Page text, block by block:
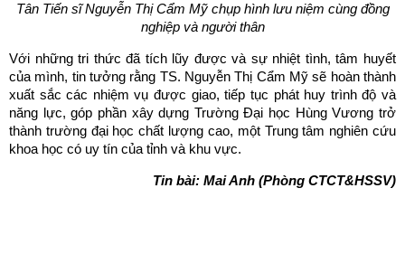
Tân Tiến sĩ Nguyễn Thị Cẩm Mỹ chụp hình lưu niệm cùng đồng
nghiệp và người thân
Với những tri thức đã tích lũy được và sự nhiệt tình, tâm huyết
của mình, tin tưởng rằng TS. Nguyễn Thị Cẩm Mỹ sẽ hoàn thành
xuất sắc các nhiệm vụ được giao, tiếp tục phát huy trình độ và
năng lực, góp phần xây dựng Trường Đại học Hùng Vương trở
thành trường đại học chất lượng cao, một Trung tâm nghiên cứu
khoa học có uy tín của tỉnh và khu vực.
Tin bài: Mai Anh (Phòng CTCT&HSSV)